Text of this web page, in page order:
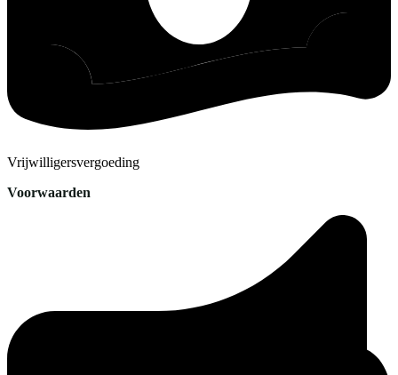
Vrijwilligersvergoeding
Voorwaarden